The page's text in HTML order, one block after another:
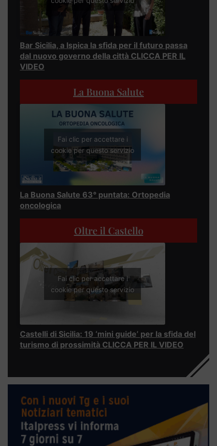
Bar Sicilia, a Ispica la sfida per il futuro passa
dal nuovo governo della città CLICCA PER IL
VIDEO
La Buona Salute
Fai clic per accettare i
cookie per questo servizio
La Buona Salute 63° puntata: Ortopedia
oncologica
Oltre il Castello
Fai clic per accettare i
cookie per questo servizio
Castelli di Sicilia: 19 ‘mini guide’ per la sfida del
turismo di prossimità CLICCA PER IL VIDEO